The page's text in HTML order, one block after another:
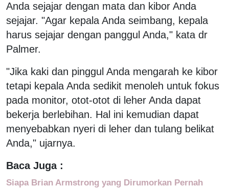
Anda sejajar dengan mata dan kibor Anda
sejajar. "Agar kepala Anda seimbang, kepala
harus sejajar dengan panggul Anda," kata dr
Palmer.
"Jika kaki dan pinggul Anda mengarah ke kibor
tetapi kepala Anda sedikit menoleh untuk fokus
pada monitor, otot-otot di leher Anda dapat
bekerja berlebihan. Hal ini kemudian dapat
menyebabkan nyeri di leher dan tulang belikat
Anda," ujarnya.
Baca Juga :
Siapa Brian Armstrong yang Dirumorkan Pernah